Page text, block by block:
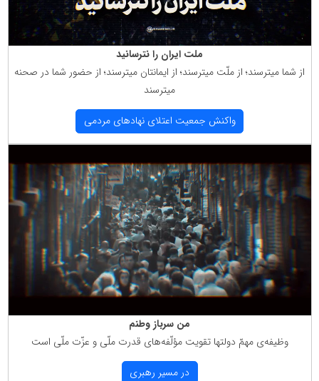
ملت ایران را نترسانید
از شما میترسند؛ از ملّت میترسند؛ از ایمانتان میترسند؛ از حضور شما در صحنه
میترسند
واكنش جمعیت اعتلای نهادهای مردمی
من سرباز وطنم
وظیفه‌ی مهمّ دولتها تقویت مؤلّفه‌های قدرت ملّی و عزّت ملّی است
در مسیر رهبری